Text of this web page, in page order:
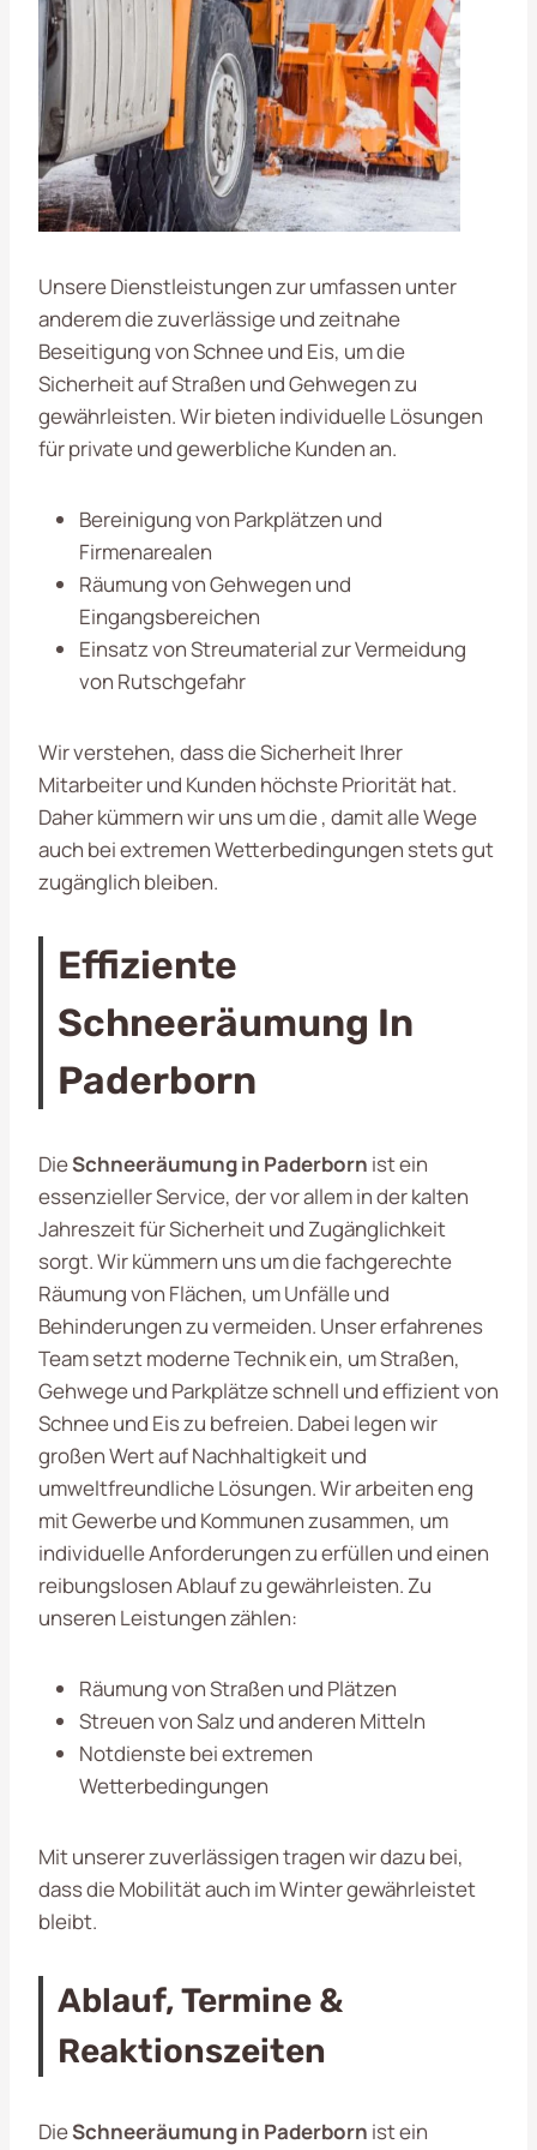
Unsere Dienstleistungen zur umfassen unter
anderem die zuverlässige und zeitnahe
Beseitigung von Schnee und Eis, um die
Sicherheit auf Straßen und Gehwegen zu
gewährleisten. Wir bieten individuelle Lösungen
für private und gewerbliche Kunden an.
Bereinigung von Parkplätzen und
Firmenarealen
Räumung von Gehwegen und
Eingangsbereichen
Einsatz von Streumaterial zur Vermeidung
von Rutschgefahr
Wir verstehen, dass die Sicherheit Ihrer
Mitarbeiter und Kunden höchste Priorität hat.
Daher kümmern wir uns um die , damit alle Wege
auch bei extremen Wetterbedingungen stets gut
zugänglich bleiben.
Effiziente
Schneeräumung In
Paderborn
DieSchneeräumung in Paderborn ist ein
essenzieller Service, der vor allem in der kalten
Jahreszeit für Sicherheit und Zugänglichkeit
sorgt. Wir kümmern uns um die fachgerechte
Räumung von Flächen, um Unfälle und
Behinderungen zu vermeiden. Unser erfahrenes
Team setzt moderne Technik ein, um Straßen,
Gehwege und Parkplätze schnell und effizient von
Schnee und Eis zu befreien. Dabei legen wir
großen Wert auf Nachhaltigkeit und
umweltfreundliche Lösungen. Wir arbeiten eng
mit Gewerbe und Kommunen zusammen, um
individuelle Anforderungen zu erfüllen und einen
reibungslosen Ablauf zu gewährleisten. Zu
unseren Leistungen zählen:
Räumung von Straßen und Plätzen
Streuen von Salz und anderen Mitteln
Notdienste bei extremen
Wetterbedingungen
Mit unserer zuverlässigentragen wir dazu bei,
dass die Mobilität auch im Winter gewährleistet
bleibt.
Ablauf, Termine &
Reaktionszeiten
DieSchneeräumung in Paderborn ist ein